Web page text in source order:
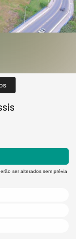
ser alterados sem prévia